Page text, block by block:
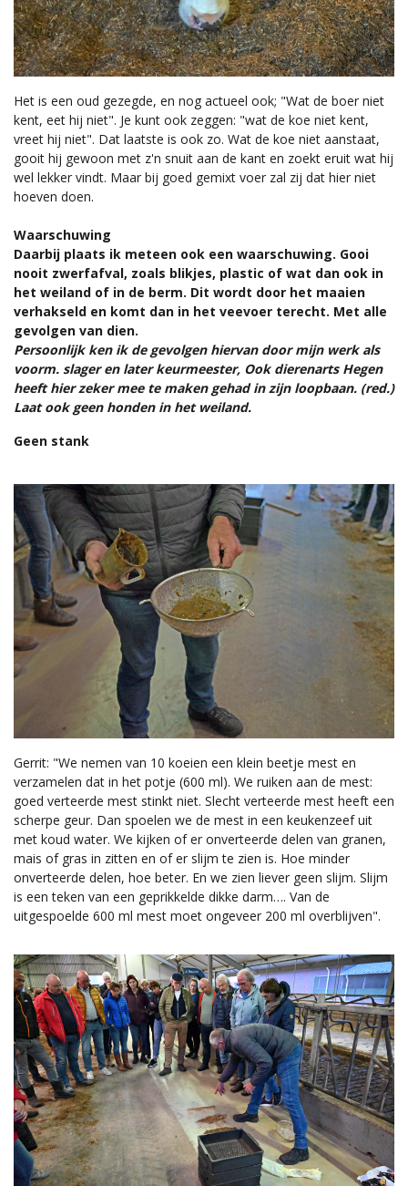
Het is een oud gezegde, en nog actueel ook; "Wat de boer niet
kent, eet hij niet". Je kunt ook zeggen: "wat de koe niet kent,
vreet hij niet". Dat laatste is ook zo. Wat de koe niet aanstaat,
gooit hij gewoon met z'n snuit aan de kant en zoekt eruit wat hij
wel lekker vindt. Maar bij goed gemixt voer zal zij dat hier niet
hoeven doen.
Waarschuwing
Daarbij plaats ik meteen ook een waarschuwing. Gooi
nooit zwerfafval, zoals blikjes, plastic of wat dan ook in
het weiland of in de berm. Dit wordt door het maaien
verhakseld en komt dan in het veevoer terecht. Met alle
gevolgen van dien.
Persoonlijk ken ik de gevolgen hiervan door mijn werk als
voorm. slager en later keurmeester, Ook dierenarts Hegen
heeft hier zeker mee te maken gehad in zijn loopbaan. (red.)
Laat ook geen honden in het weiland.
Geen stank
Gerrit: "We nemen van 10 koeien een klein beetje mest en
verzamelen dat in het potje (600 ml). We ruiken aan de mest:
goed verteerde mest stinkt niet. Slecht verteerde mest heeft een
scherpe geur. Dan spoelen we de mest in een keukenzeef uit
met koud water. We kijken of er onverteerde delen van granen,
mais of gras in zitten en of er slijm te zien is. Hoe minder
onverteerde delen, hoe beter. En we zien liever geen slijm. Slijm
is een teken van een geprikkelde dikke darm…. Van de
uitgespoelde 600 ml mest moet ongeveer 200 ml overblijven".